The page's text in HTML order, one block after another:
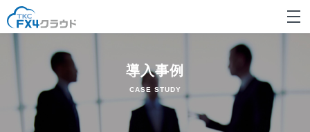
導入事例
CASE STUDY